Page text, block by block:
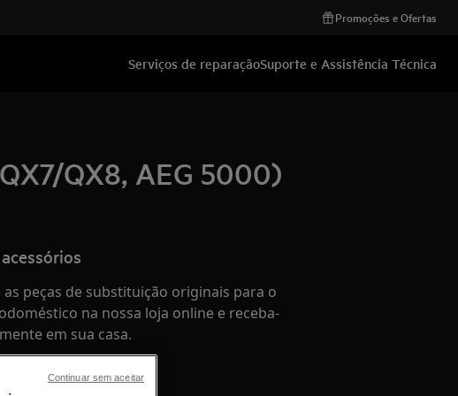
Promoções e Ofertas
Serviços de reparaçãoSuporte e Assistência Técnica
QX8, AEG 5000)
as peças de substituição originais para o
na nossa loja online e receba-
em sua casa.
Continuar sem aceitar